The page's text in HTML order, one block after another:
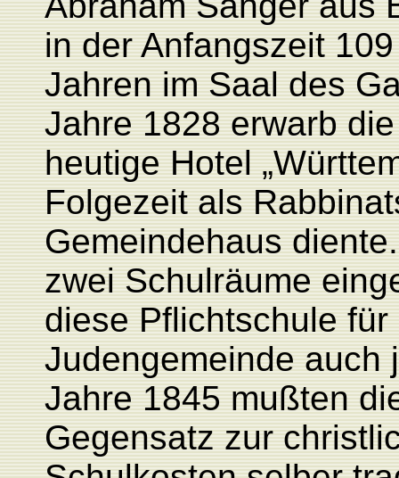
in der Anfangszeit
Jahren im Saal des
Jahre 1828 erwarb
heutige Hotel
Folgezeit als
Gemeindehaus
zwei Schulräume
diese Pflichtschule
Judengemeinde auch
Jahre 1845 mußten
Gegensatz zur